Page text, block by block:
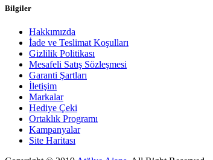
Bilgiler
Hakkımızda
İade ve Teslimat Koşulları
Gizlilik Politikası
Mesafeli Satış Sözleşmesi
Garanti Şartları
İletişim
Markalar
Hediye Çeki
Ortaklık Programı
Kampanyalar
Site Haritası